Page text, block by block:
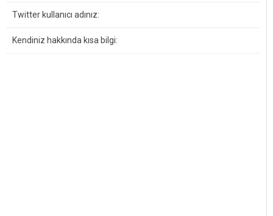
Twitter kullanıcı adınız:
Kendiniz hakkında kısa bilgi: